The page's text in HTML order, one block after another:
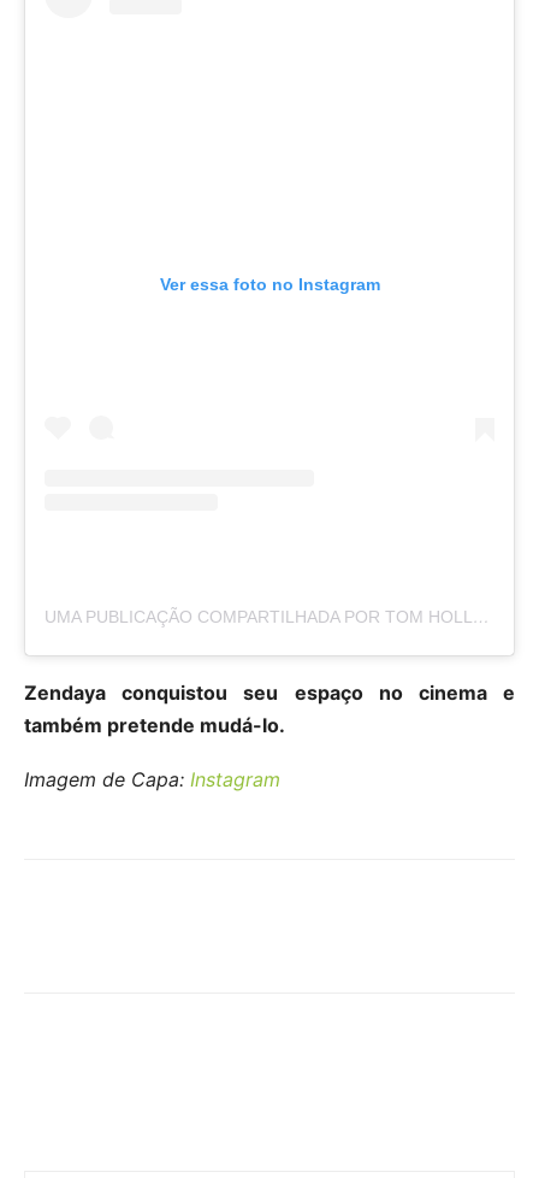
Ver essa foto no Instagram
UMA PUBLICAÇÃO COMPARTILHADA POR TOM HOLLAND (@TOMHOLLAND2013)
Zendaya conquistou seu espaço no cinema e
também pretende mudá-lo.
Imagem de Capa: Instagram